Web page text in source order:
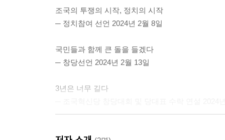
조국의 투쟁의 시작, 정치의 시작
─ 정치참여 선언 2024년 2월 8일
국민들과 함께 큰 돌을 들겠다
─ 창당선언 2024년 2월 13일
3년은 너무 길다